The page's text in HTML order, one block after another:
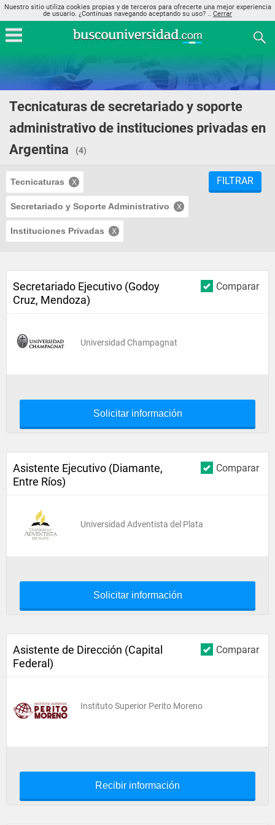
Nuestro sitio utiliza cookies propias y de terceros para ofrecerte una mejor experiencia
de usuario. ¿Continuas navegando aceptando su uso? .. Cerrar
Tecnicaturas de secretariado y soporte
administrativo de instituciones privadas en
Argentina
(4)
Tecnicaturas
Secretariado y Soporte Administrativo
Instituciones Privadas
FILTRAR
Comparar
Secretariado Ejecutivo (Godoy
Cruz, Mendoza)
Universidad Champagnat
Solicitar información
Comparar
Asistente Ejecutivo (Diamante,
Entre Ríos)
Universidad Adventista del Plata
Solicitar información
Comparar
Asistente de Dirección (Capital
Federal)
Instituto Superior Perito Moreno
Recibir información